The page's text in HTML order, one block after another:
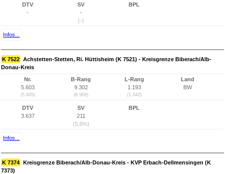
DTV
-
SV
-
(-)
BPL
Infos...
K 7522 Achstetten-Stetten, Ri. Hüttisheim (K 7521) - Kreisgrenze Biberach/Alb-
Donau-Kreis
Nr.
5.603
(5.605)
B-Rang
9.302
(6.900)
L-Rang
1.193
(1.042)
Land
BW
DTV
3.637
SV
211
(5,8%)
BPL
Infos...
K 7374 Kreisgrenze Biberach/Alb-Donau-Kreis - KVP Erbach-Dellmensingen (K
7373)